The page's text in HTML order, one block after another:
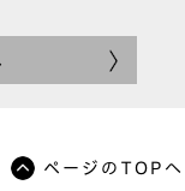
ページのTOPへ